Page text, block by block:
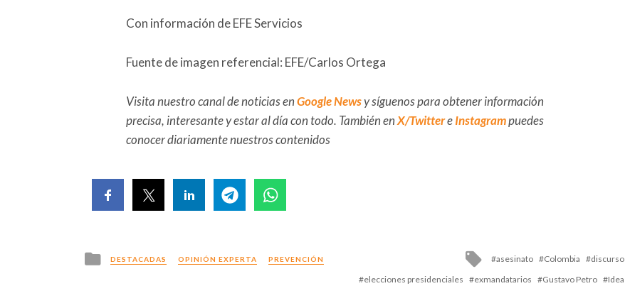
Con información de EFE Servicios
Fuente de imagen referencial: EFE/Carlos Ortega
Visita nuestro canal de noticias enGoogle Newsy síguenos para obtener información
precisa, interesante y estar al día con todo. También enX/TwittereInstagrampuedes
conocer diariamente nuestros contenidos
Posted
in
DESTACADAS OPINIÓN EXPERTA PREVENCIÓN
Tagged
asesinato Colombia
discurso
elecciones presidenciales
exmandatarios Gustavo Petro
Idea